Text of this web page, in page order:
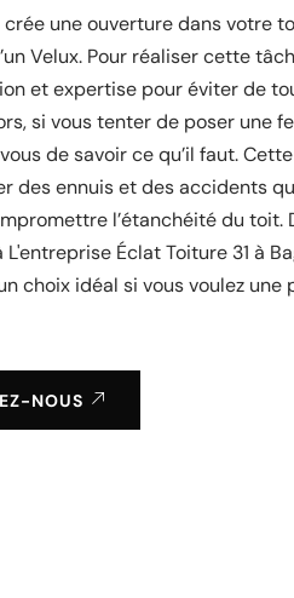
crée une ouverture dans votre
Velux. Pour réaliser cette
et expertise pour éviter de
si vous tenter de poser une
de savoir ce qu’il faut.
des ennuis et des accidents
l’étanchéité du toit.
Éclat Toiture 31 à
choix idéal si vous voulez
NOUS